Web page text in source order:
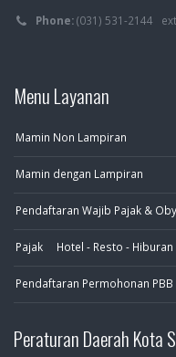
Phone:(031) 531-2144
Menu Layanan
Mamin Non Lampiran
Mamin dengan Lampiran
Pendaftaran Wajib Pajak &
Pajak Hotel - Resto - Hiburan
Pendaftaran Permohonan PBB
Peraturan Daerah Kota